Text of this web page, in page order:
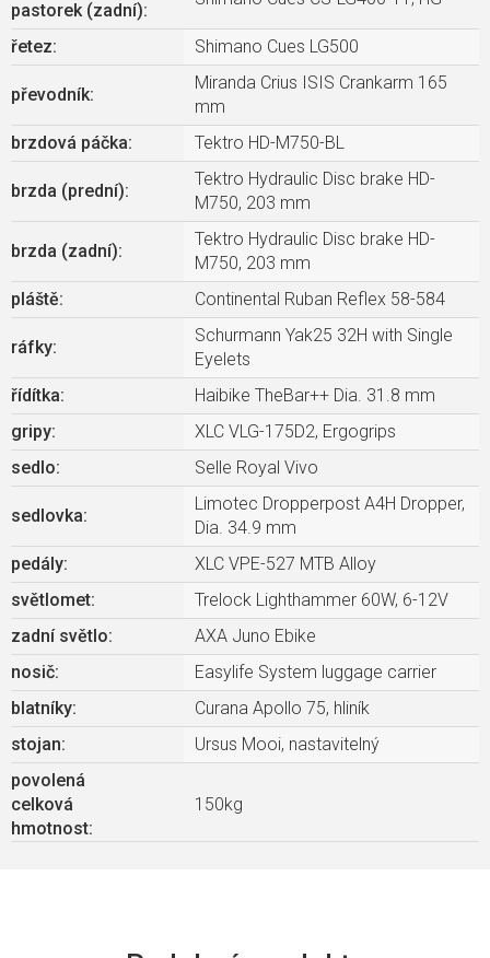
pastorek (zadní):
řetez: Shimano Cues LG500
převodník:
Miranda Crius ISIS Crankarm 165
mm
brzdová páčka: Tektro HD-M750-BL
brzda (prední):
Tektro Hydraulic Disc brake HD-
M750, 203 mm
brzda (zadní):
Tektro Hydraulic Disc brake HD-
M750, 203 mm
pláště: Continental Ruban Reflex 58-584
ráfky:
Schurmann Yak25 32H with Single
Eyelets
řídítka:
Haibike TheBar++ Dia. 31.8 mm
gripy:
XLC VLG-175D2, Ergogrips
sedlo: Selle Royal Vivo
sedlovka:
Limotec Dropperpost A4H Dropper,
Dia. 34.9 mm
pedály:
XLC VPE-527 MTB Alloy
světlomet:
Trelock Lighthammer 60W, 6-12V
zadní světlo:
AXA Juno Ebike
nosič:
Easylife System luggage carrier
blatníky:
Curana Apollo 75, hliník
stojan:
Ursus Mooi, nastavitelný
povolená
celková
hmotnost:
150kg